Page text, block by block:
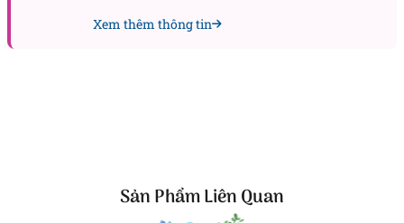
chúc phát đạt và thành công đến chủ cửa hàng hoặc
mang đến niềm vui trọn vẹn, giúp người nhận cảm
nhận được tình cảm và lời chúc hạnh phúc. Chậu
Xem thêm thông tin
Sản Phẩm Liên Quan